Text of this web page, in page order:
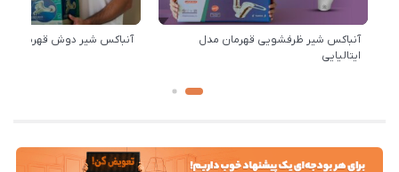
آنباکس شیر ظرفشویی قهرمان مدل
ایتالیایی
آنباکس شیر دوش قهرمان مدل